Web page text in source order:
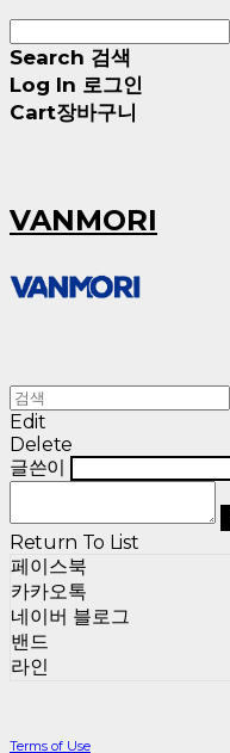
Search 검색
Log In 로그인
Cart장바구니
VANMORI
Edit
Delete
글쓴이
Return To List
페이스북
카카오톡
네이버 블로그
밴드
라인
Terms of Use